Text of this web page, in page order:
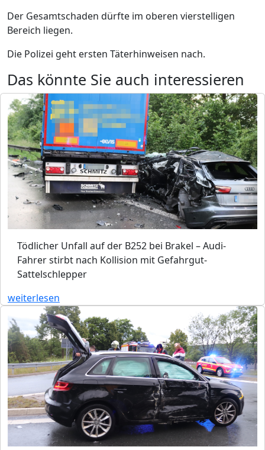
Der Gesamtschaden dürfte im oberen vierstelligen
Bereich liegen.
Die Polizei geht ersten Täterhinweisen nach.
Das könnte Sie auch interessieren
Tödlicher Unfall auf der B252 bei Brakel – Audi-
Fahrer stirbt nach Kollision mit Gefahrgut-
Sattelschlepper
weiterlesen